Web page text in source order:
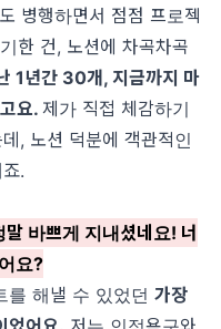
병행하면서 점점 프로젝
한 건, 노션에 차곡차곡
1년간 30개, 지금까지 마
요. 제가 직접 체감하기
, 노션 덕분에 객관적인
.
바쁘게 지내셨네요! 너
요?
를 해낼 수 있었던 가장